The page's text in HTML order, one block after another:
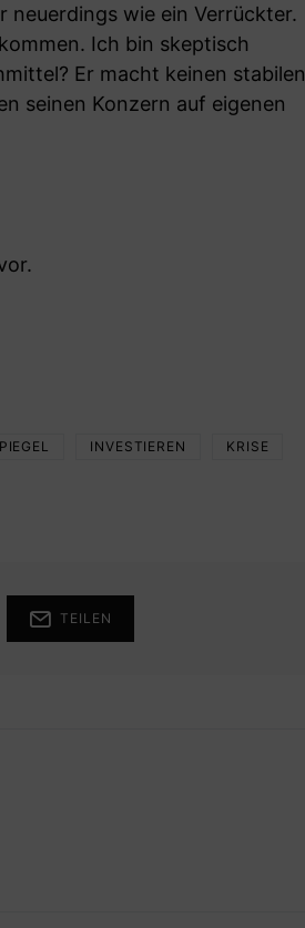
wie ein Verrückter.
Ich bin skeptisch
Er macht keinen stabilen
seinen Konzern auf eigenen
INVESTIEREN KRISE
TEILEN